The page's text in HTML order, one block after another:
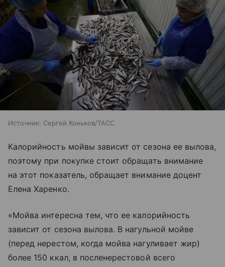
Источник: Сергей Коньков/ТАСС
Калорийность мойвы зависит от сезона ее вылова,
поэтому при покупке стоит обращать внимание
на этот показатель, обращает внимание доцент
Елена Харенко.
«Мойва интересна тем, что ее калорийность
зависит от сезона вылова. В нагульной мойве
(перед нерестом, когда мойва нагуливает жир)
более 150 ккал, в посленерестовой всего